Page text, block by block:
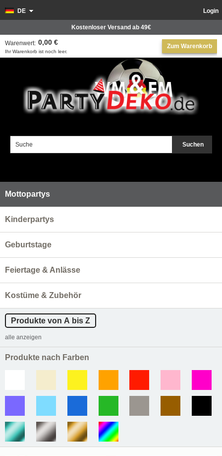
Suchen
Login
DE
Zum Warenkorb
Ihr Warenkorb ist noch leer.
Warenwert: 0,00 €
Kostenloser Versand ab 49€
Mottopartys
Kinderpartys
Geburtstage
Feiertage & Anlässe
Kostüme & Zubehör
Produkte von A bis Z
alle anzeigen
Produkte nach Farben